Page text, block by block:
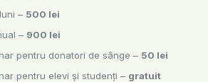
– 500 lei
– 900 lei
pentru donatori de sânge – 50 lei
pentru elevi și studenți – gratuit